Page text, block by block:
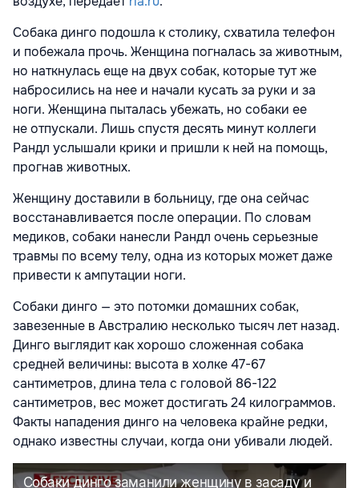
Собака динго подошла к столику, схватила телефон
и побежала прочь. Женщина погналась за животным,
но наткнулась еще на двух собак, которые тут же
набросились на нее и начали кусать за руки и за
ноги. Женщина пыталась убежать, но собаки ее
не отпускали. Лишь спустя десять минут коллеги
Рандл услышали крики и пришли к ней на помощь,
прогнав животных.
Женщину доставили в больницу, где она сейчас
восстанавливается после операции. По словам
медиков, собаки нанесли Рандл очень серьезные
травмы по всему телу, одна из которых может даже
привести к ампутации ноги.
Собаки динго — это потомки домашних собак,
завезенные в Австралию несколько тысяч лет назад.
Динго выглядит как хорошо сложенная собака
средней величины: высота в холке 47-67
сантиметров, длина тела с головой 86-122
сантиметров, вес может достигать 24 килограммов.
Факты нападения динго на человека крайне редки,
однако известны случаи, когда они убивали людей.